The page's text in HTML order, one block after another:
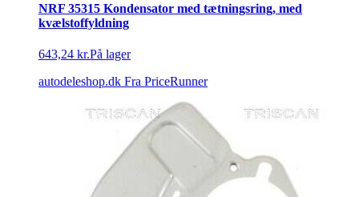
NRF 35315 Kondensator med tætningsring, med
kvælstoffyldning
643,24 kr.På lager
autodeleshop.dk Fra PriceRunner